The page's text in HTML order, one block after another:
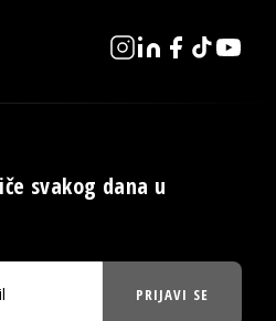
svakog dana u
PRIJAVI SE